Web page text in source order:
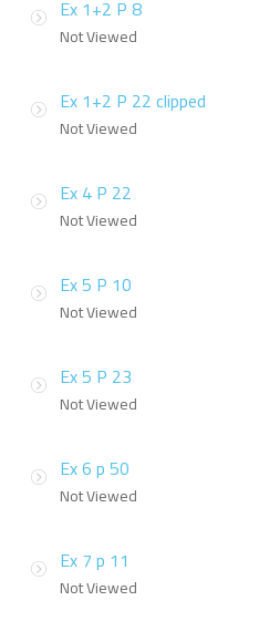
Ex 1+2 P 8
Not Viewed
Ex 1+2 P 22 clipped
Not Viewed
Ex 4 P 22
Not Viewed
Ex 5 P 10
Not Viewed
Ex 5 P 23
Not Viewed
Ex 6 p 50
Not Viewed
Ex 7 p 11
Not Viewed